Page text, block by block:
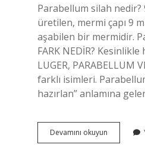
Parabellum silah nedir?
üretilen, mermi çapı 9
aşabilen bir mermidir.
FARK NEDİR?
LUGER, PARABELLUM
farklı isimleri.
hazırlan” anlamına
Devamını okuyun Parabellum
Silah